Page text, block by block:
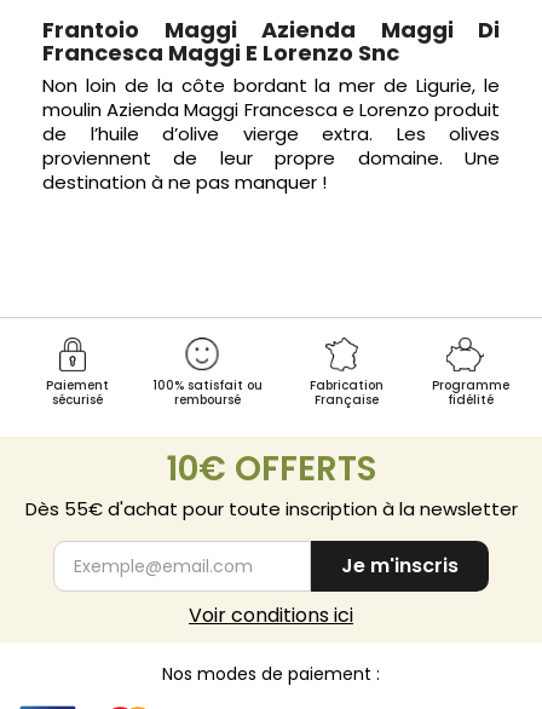
Frantoio Maggi Azienda Maggi Di
Francesca Maggi E Lorenzo Snc
Non loin de la côte bordant la mer de Ligurie, le
moulin Azienda Maggi Francesca e Lorenzo produit
de l’huile d’olive vierge extra. Les olives
proviennent de leur propre domaine. Une
destination à ne pas manquer !
Paiement
sécurisé
100% satisfait ou
remboursé
Fabrication
Française
Programme
fidélité
10€ OFFERTS
Dès 55€ d'achat pour toute inscription à la newsletter
Je m'inscris
Voir conditions ici
Nos modes de paiement :